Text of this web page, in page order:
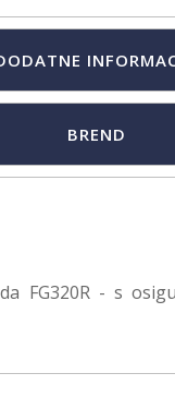
BREND
FG320R - s